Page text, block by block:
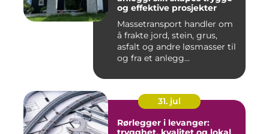
og effektive prosjekter
Massetransport handler om
å frakte jord, stein, grus,
asfalt og andre løsmasser til
og fra et anlegg...
31. jul
Rørlegger i levanger: